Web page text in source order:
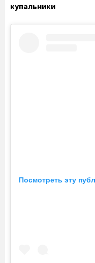
купальники
Посмотреть эту